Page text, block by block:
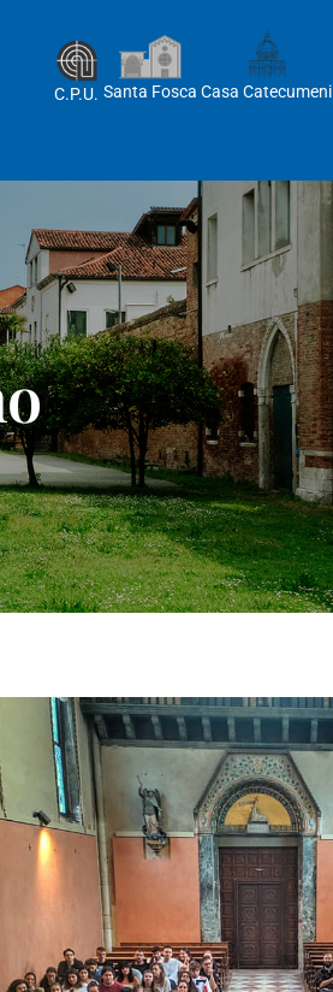
C.P.U. Santa Fosca Casa Catecumeni